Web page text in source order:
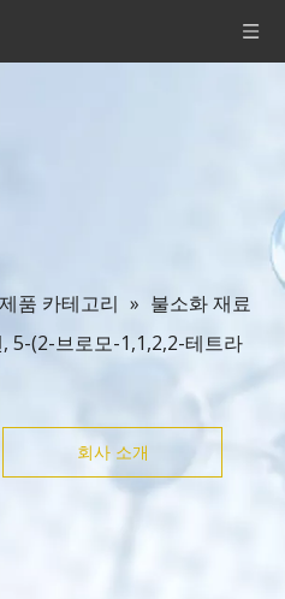
제품 카테고리 » 불소화 재료
5-(2-브로모-1,1,2,2-테트라
회사 소개